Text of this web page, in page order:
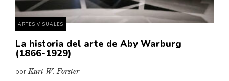
ARTES VISUALES
La historia del arte de Aby Warburg
(1866-1929)
porKurt W. Forster